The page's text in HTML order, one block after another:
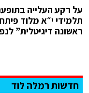
על רקע העלייה
תלמידי י״א מלוד
ראשונה דיגיטלית”
חדשות רמלה לוד